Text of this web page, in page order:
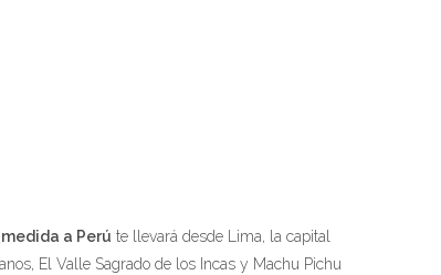
a Perú te llevará desde Lima, la capital
El Valle Sagrado de los Incas y Machu Pichu